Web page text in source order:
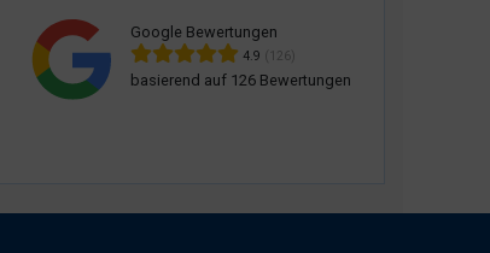
Google Bewertungen
4.9 (126)
basierend auf 126 Bewertungen